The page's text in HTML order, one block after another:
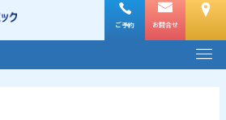
ご予約 お問合せ
メ
ニ